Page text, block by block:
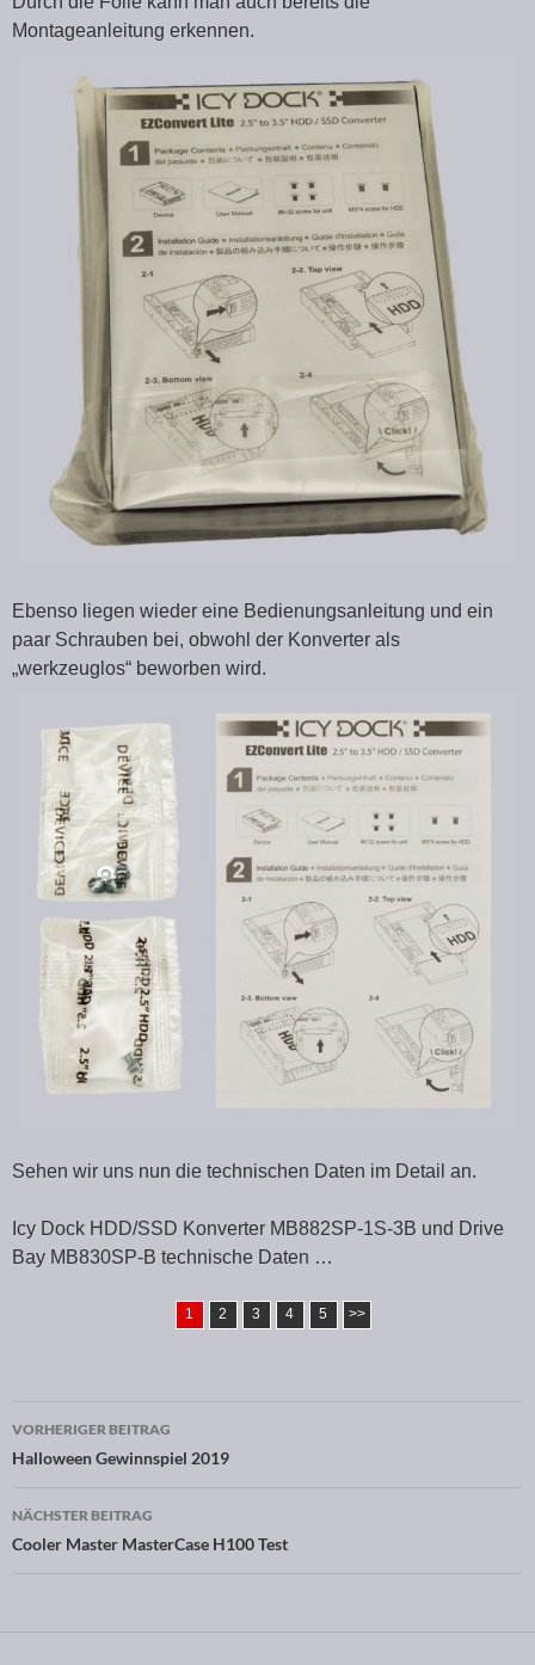
Montageanleitung erkennen.
Ebenso liegen wieder eine Bedienungsanleitung und ein
paar Schrauben bei, obwohl der Konverter als
„werkzeuglos“ beworben wird.
Sehen wir uns nun die technischen Daten im Detail an.
Icy Dock HDD/SSD Konverter MB882SP-1S-3B und Drive
Bay MB830SP-B technische Daten …
1 2 3 4 5 >>
Beitragsnavigation
VORHERIGER BEITRAG
Halloween Gewinnspiel 2019
NÄCHSTER BEITRAG
Cooler Master MasterCase H100 Test